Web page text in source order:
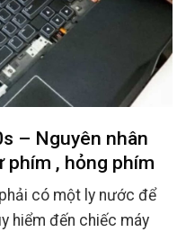
– Nguyên nhân
phím , hỏng phím
có một ly nước để
hiểm đến chiếc máy